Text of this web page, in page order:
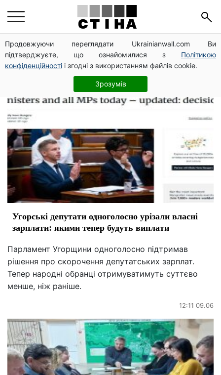
Продовжуючи переглядати Ukrainianwall.com Ви
підтверджуєте, що ознайомилися з Політикою
конфіденційності і згодні з використанням файлів cookie.
Зрозумів
депутаты
Угорські депутати одноголосно урізали власні
зарплати: якими тепер будуть виплати
Парламент Угорщини одноголосно підтримав
рішення про скорочення депутатських зарплат.
Тепер народні обранці отримуватимуть суттєво
менше, ніж раніше.
12:11 09.06